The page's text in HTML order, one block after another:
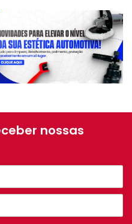
nossas